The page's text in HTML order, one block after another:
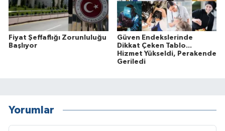
Fiyat Şeffaflığı Zorunluluğu
Başlıyor
Güven Endekslerinde
Dikkat Çeken Tablo...
Hizmet Yükseldi, Perakende
Geriledi
Yorumlar